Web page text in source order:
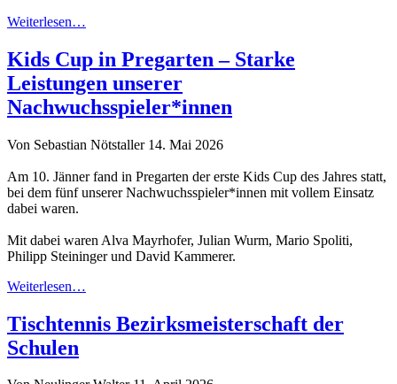
Weiterlesen…
Kids Cup in Pregarten – Starke
Leistungen unserer
Nachwuchsspieler*innen
Von Sebastian Nötstaller 14. Mai 2026
Am 10. Jänner fand in Pregarten der erste Kids Cup des Jahres statt,
bei dem fünf unserer Nachwuchsspieler*innen mit vollem Einsatz
dabei waren.
Mit dabei waren Alva Mayrhofer, Julian Wurm, Mario Spoliti,
Philipp Steininger und David Kammerer.
Weiterlesen…
Tischtennis Bezirksmeisterschaft der
Schulen